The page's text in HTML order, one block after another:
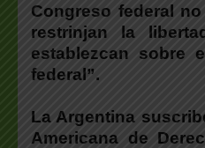
Congreso federal
restrinjan la
establezcan sobre
federal”.
La Argentina
Americana de